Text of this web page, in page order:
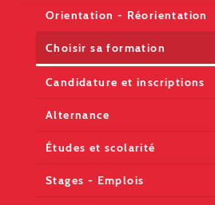
Orientation - Réorientation
Choisir sa formation
Candidature et inscriptions
Alternance
Études et scolarité
Stages - Emplois